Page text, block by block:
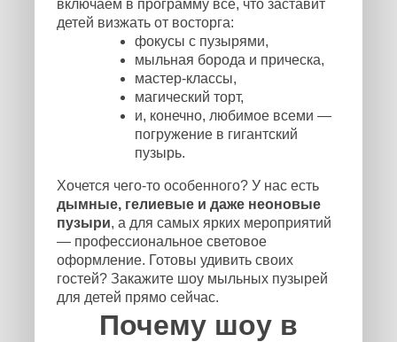
включаем в программу всё, что заставит
детей визжать от восторга:
фокусы с пузырями,
мыльная борода и прическа,
мастер-классы,
магический торт,
и, конечно, любимое всеми —
погружение в гигантский
пузырь.
Хочется чего-то особенного? У нас есть
дымные, гелиевые и даже неоновые
пузыри, а для самых ярких мероприятий
— профессиональное световое
оформление. Готовы удивить своих
гостей? Закажите шоу мыльных пузырей
для детей прямо сейчас.
Почему шоу в